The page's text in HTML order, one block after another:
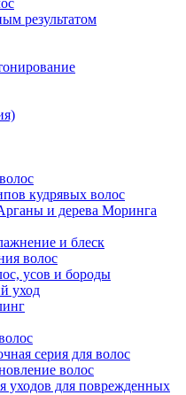
результатом
кудрявых волос
и дерева Моринга
и блеск
волос
усов и бороды
уход
серия для волос
волос
уходов для поврежденных